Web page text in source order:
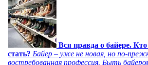
Вся правда о байере. Кто
стать? Байер – уже не новая, но по-
востребованная профессия. Быть